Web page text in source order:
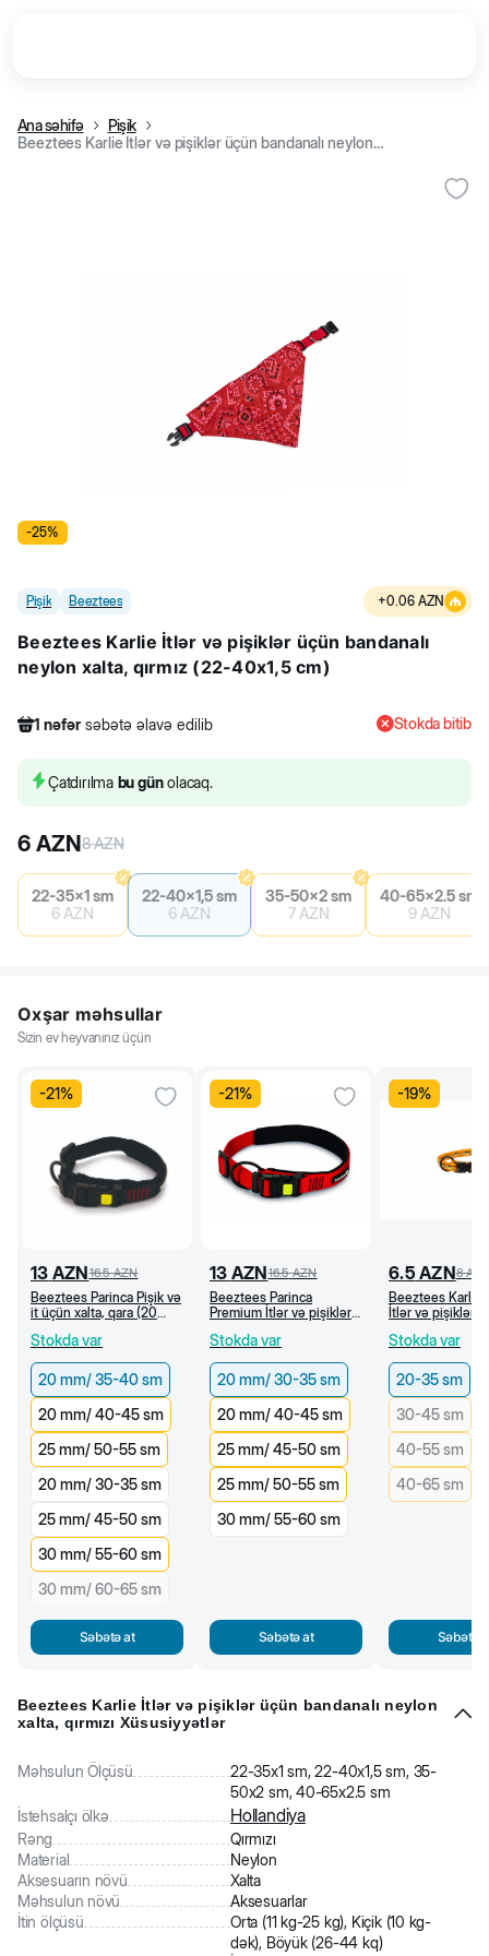
Ana səhifə
Pişik
Beeztees Karlie İtlər və pişiklər üçün bandanalı neylon xalta, qırmız (22-40x1,5 cm)
-25%
Pişik Beeztees +0.06 AZN
Beeztees Karlie İtlər və pişiklər üçün bandanalı
neylon xalta, qırmız (22-40x1,5 cm)
1 nəfər səbətə əlavə edilib
3 nəfər məhsulu alıb
Stokda bitib
Çatdırılma bu günolacaq.
6 AZN8AZN
22-35x1 sm
6 AZN
22-40x1,5 sm
6 AZN
35-50x2 sm
7 AZN
40-65x2.5 sm
9 AZN
Oxşar məhsullar
Sizin ev heyvanınız üçün
-21%
13 AZN16.5 AZN
Beeztees Parinca Pişik və
it üçün xalta, qara (20
Stokda var
20 mm/ 35-40 sm
20 mm/ 40-45 sm
25 mm/ 50-55 sm
20 mm/ 30-35 sm
25 mm/ 45-50 sm
30 mm/ 55-60 sm
30 mm/ 60-65 sm
Səbətə at
-21%
13 AZN16.5 AZN
Beeztees Parinca
Premium İtlər və pişiklər
mm/30-35 sm)
Stokda var
20 mm/ 30-35 sm
20 mm/ 40-45 sm
25 mm/ 45-50 sm
25 mm/ 50-55 sm
30 mm/ 55-60 sm
Səbətə at
-19%
6.5 AZN8
Beeztees Karlie
İtlər və pişiklər
narıncı (20-35
Stokda var
20-35 sm
30-45 sm
40-55 sm
40-65 sm
Səbətə
Beeztees Karlie İtlər və pişiklər üçün bandanalı neylon
xalta, qırmızı Xüsusiyyətlər
Məhsulun Ölçüsü
22-35x1 sm, 22-40x1,5 sm, 35-
50x2 sm, 40-65x2.5 sm
İstehsalçı ölkə
Hollandiya
Rəng
Qırmızı
Material
Neylon
Aksesuarın növü
Xalta
Məhsulun növü
Aksesuarlar
İtin ölçüsü
Orta (11 kg-25 kg), Kiçik (10 kg-
dək), Böyük (26-44 kq)